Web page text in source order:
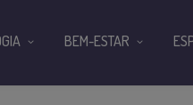
BEM-ESTAR